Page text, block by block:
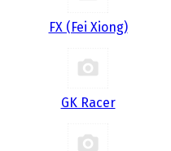
FX (Fei Xiong)
GK Racer